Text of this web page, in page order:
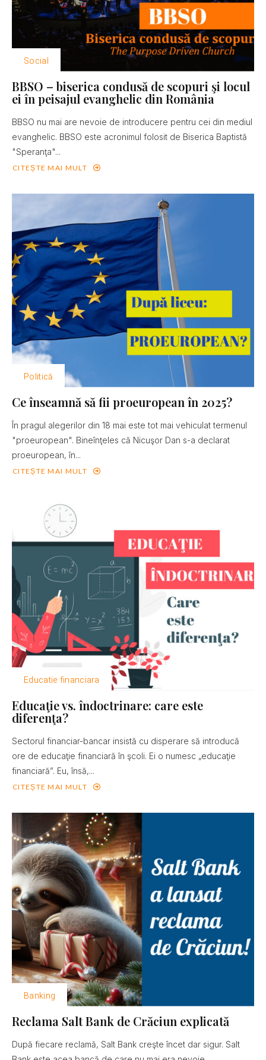
Social
BBSO – biserica condusă de scopuri şi locul
ei în peisajul evanghelic din România
BBSO nu mai are nevoie de introducere pentru cei din mediul
evanghelic. BBSO este acronimul folosit de Biserica Baptistă
"Speranţa"...
CITEȘTE MAI MULT
Politică
Ce înseamnă să fii proeuropean în 2025?
În pragul alegerilor din 18 mai este tot mai vehiculat termenul
"proeuropean". Bineînţeles că Nicuşor Dan s-a declarat
proeuropean, în...
CITEȘTE MAI MULT
Educatie financiara
Educaţie vs. îndoctrinare: care este
diferenţa?
Sectorul financiar-bancar insistă cu disperare să introducă
ore de educaţie financiară în şcoli. Ei o numesc „educaţie
financiară”. Eu, însă,...
CITEȘTE MAI MULT
Banking
Reclama Salt Bank de Crăciun explicată
După fiecare reclamă, Salt Bank creşte încet dar sigur. Salt